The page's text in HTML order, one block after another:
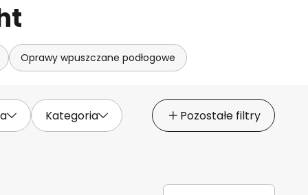
Oprawy wpuszczane podłogowe
Kategoria Pozostałe filtry